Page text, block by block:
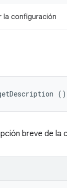
la configuración
()
breve de la